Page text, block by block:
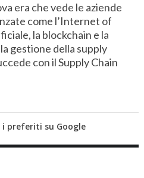
era che vede le aziende
come l’Internet of
la blockchain e la
gestione della supply
con il Supply Chain
preferiti su Google